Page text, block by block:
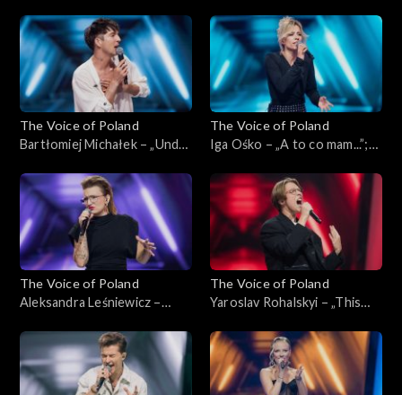
Nokaut, 2 listopada 2024
Nokaut, 2 listopada 2024
The Voice of Poland
Bartłomiej Michałek – „Under
Poland”, Nokaut, 2 listopada
2024
The Voice of Poland
Iga Ośko – „A to co mam...”;
Nokaut, 2 listopada 2024
The Voice of Poland
Aleksandra Leśniewicz –
Voice of Poland”, Nokaut, 2
listopada 2024
The Voice of Poland
Yaroslav Rohalskyi – „This
Nokaut, 2 listopada 2024